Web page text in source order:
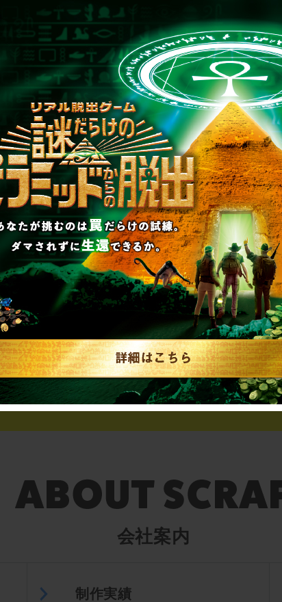
制作のご相談、コラボレーションなど、
お気軽にお問い合わせください。
▼一般のお客様はこちら
公演内容、チケットのお問い合わせ
▼企業／法人の方はこちら
取材に関するお問い合わせ
▼英語、中国語でのお問い合わせはこちら
English／中文
会社案内
制作実績